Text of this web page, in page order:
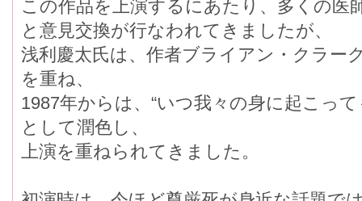
この作品を上演するにあたり、多くの医
と意見交換が行なわれてきましたが、
浅利慶太氏は、作者ブライアン・クラー
を重ね、
1987年からは、“いつ我々の身に起こっ
として潤色し、
上演を重ねられてきました。